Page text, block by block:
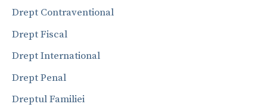
Drept Contraventional
Drept Fiscal
Drept International
Drept Penal
Dreptul Familiei